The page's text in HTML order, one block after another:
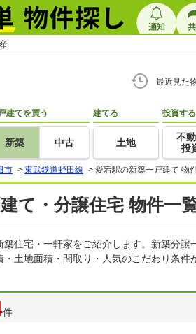
最近見た
建てを買う
新築 中古
建てる
土地
投資する
不
投
市 > 東武鉄道野田線 > 愛宕駅の新築一戸建て 物
て・分譲住宅 物件一
住宅・一軒家をご紹介します。新築分
土地面積・間取り・人気のこだわり条
件